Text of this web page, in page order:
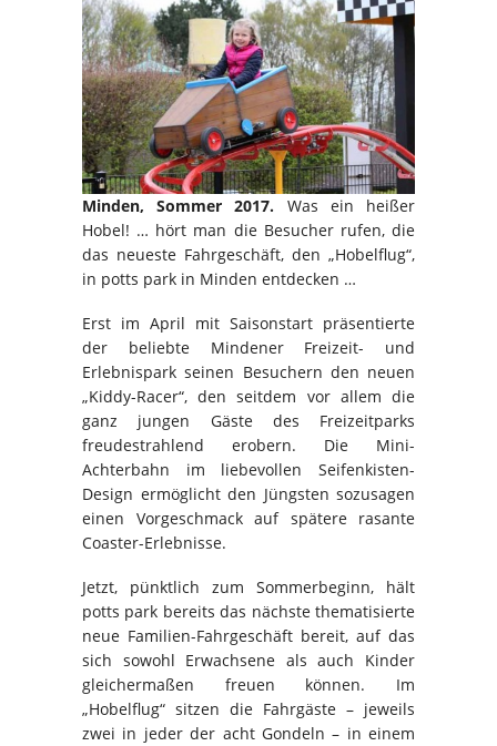
Minden, Sommer 2017. Was ein heißer
Hobel! … hört man die Besucher rufen, die
das neueste Fahrgeschäft, den „Hobelflug“,
in potts park in Minden entdecken …
Erst im April mit Saisonstart präsentierte
der beliebte Mindener Freizeit- und
Erlebnispark seinen Besuchern den neuen
„Kiddy-Racer“, den seitdem vor allem die
ganz jungen Gäste des Freizeitparks
freudestrahlend erobern. Die Mini-
Achterbahn im liebevollen Seifenkisten-
Design ermöglicht den Jüngsten sozusagen
einen Vorgeschmack auf spätere rasante
Coaster-Erlebnisse.
Jetzt, pünktlich zum Sommerbeginn, hält
potts park bereits das nächste thematisierte
neue Familien-Fahrgeschäft bereit, auf das
sich sowohl Erwachsene als auch Kinder
gleichermaßen freuen können. Im
„Hobelflug“ sitzen die Fahrgäste – jeweils
zwei in jeder der acht Gondeln – in einem